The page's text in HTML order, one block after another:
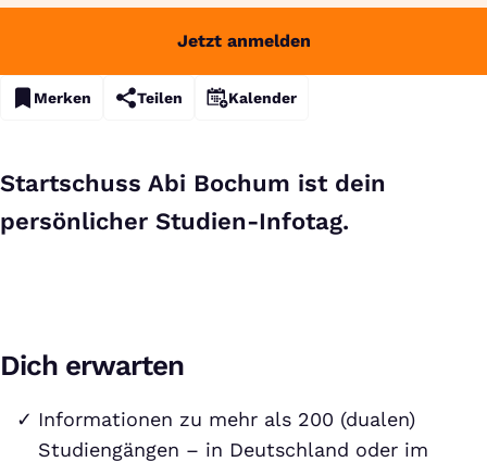
Jetzt anmelden
Merken Teilen Kalender
Startschuss Abi Bochum ist dein
persönlicher Studien-Infotag.
Dich erwarten
Informationen zu mehr als 200 (dualen)
Studiengängen – in Deutschland oder im